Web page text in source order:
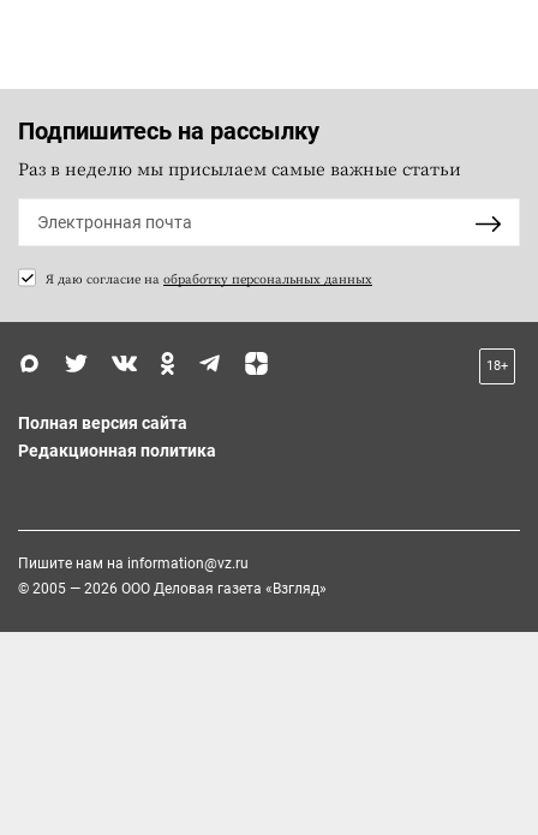
Подпишитесь на рассылку
Раз в неделю мы присылаем самые важные статьи
Я даю согласие на обработку персональных данных
18+
Полная версия сайта
Редакционная политика
Пишите нам на information@vz.ru
© 2005 — 2026 ООО Деловая газета «Взгляд»